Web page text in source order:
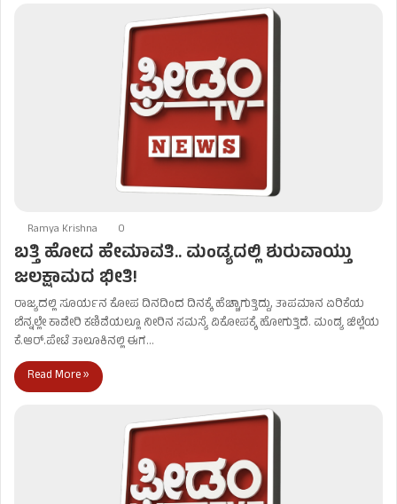
Ramya Krishna 0
ಬತ್ತಿ ಹೋದ ಹೇಮಾವತಿ.. ಮಂಡ್ಯದಲ್ಲಿ ಶುರುವಾಯ್ತು
ಜಲಕ್ಷಾಮದ ಭೀತಿ!
ರಾಜ್ಯದಲ್ಲಿ ಸೂರ್ಯನ ಕೋಪ ದಿನದಿಂದ ದಿನಕ್ಕೆ ಹೆಚ್ಚಾಗುತ್ತಿದ್ದು, ತಾಪಮಾನ ಏರಿಕೆಯ
ಬೆನ್ನಲ್ಲೇ ಕಾವೇರಿ ಕಣಿವೆಯಲ್ಲೂ ನೀರಿನ ಸಮಸ್ಯೆ ವಿಕೋಪಕ್ಕೆ ಹೋಗುತ್ತಿದೆ. ಮಂಡ್ಯ ಜಿಲ್ಲೆಯ
ಕೆ.ಆರ್.ಪೇಟೆ ತಾಲೂಕಿನಲ್ಲಿ ಈಗ…
Read More »